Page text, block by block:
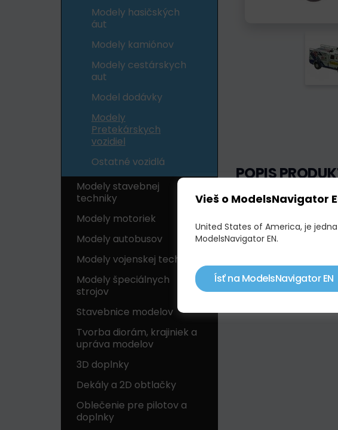
Modely hasičských
áut
Modely kamiónov
Modely cestárskych
aut
Model dodávky
Modely
Pretekárskych
vozidiel
Ostatné vozidlá
Modely stavebnej
techniky
Modely motoriek
Modely autobusov
Modely vojenskej techniky
Modely špeciálnych
strojov
Stavebnice modelov
Tvorba diorám, krajiniek a
upráva modelov
3D doplnky
Dekály a 2D obtlačky
Oblečenie pre pilotov a
doplnky
POPIS
Kvalitný, detailne
Vieš o ModelsNavigator
United States of America, je
ModelsNavigator EN.
Ísť na ModelsNavigator EN